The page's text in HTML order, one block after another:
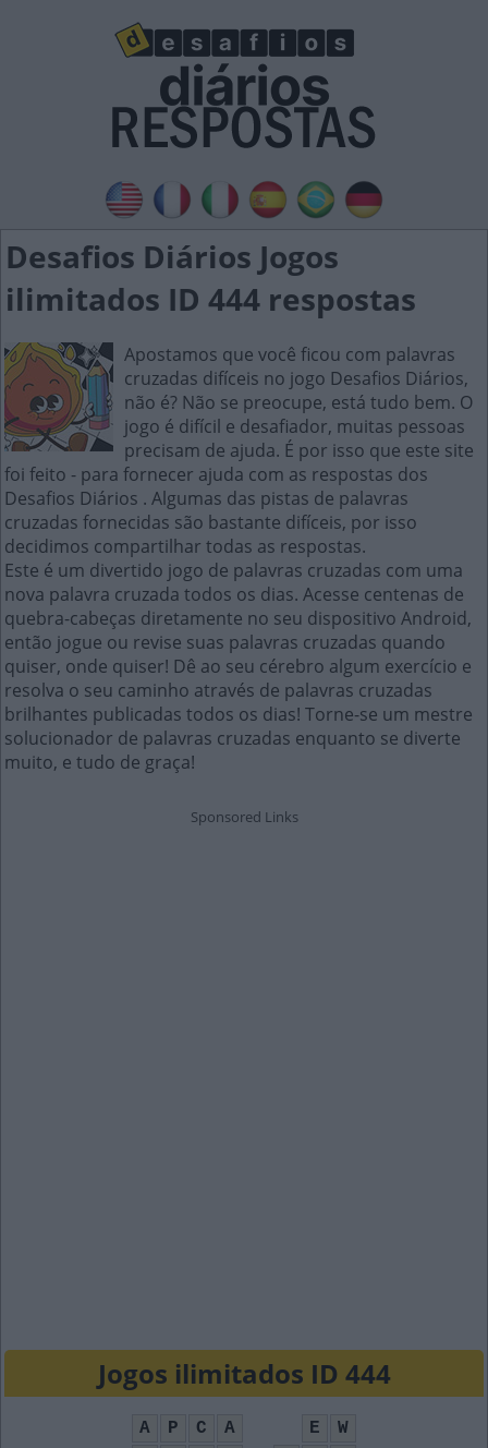
Desafios Diários Jogos
ilimitados ID 444 respostas
Apostamos que você ficou com palavras
cruzadas difíceis no jogo Desafios Diários,
não é? Não se preocupe, está tudo bem. O
jogo é difícil e desafiador, muitas pessoas
precisam de ajuda. É por isso que este site
foi feito - para fornecer ajuda com as respostas dos
Desafios Diários . Algumas das pistas de palavras
cruzadas fornecidas são bastante difíceis, por isso
decidimos compartilhar todas as respostas.
Este é um divertido jogo de palavras cruzadas com uma
nova palavra cruzada todos os dias. Acesse centenas de
quebra-cabeças diretamente no seu dispositivo Android,
então jogue ou revise suas palavras cruzadas quando
quiser, onde quiser! Dê ao seu cérebro algum exercício e
resolva o seu caminho através de palavras cruzadas
brilhantes publicadas todos os dias! Torne-se um mestre
solucionador de palavras cruzadas enquanto se diverte
muito, e tudo de graça!
Jogos ilimitados ID 444
A P C A E
W